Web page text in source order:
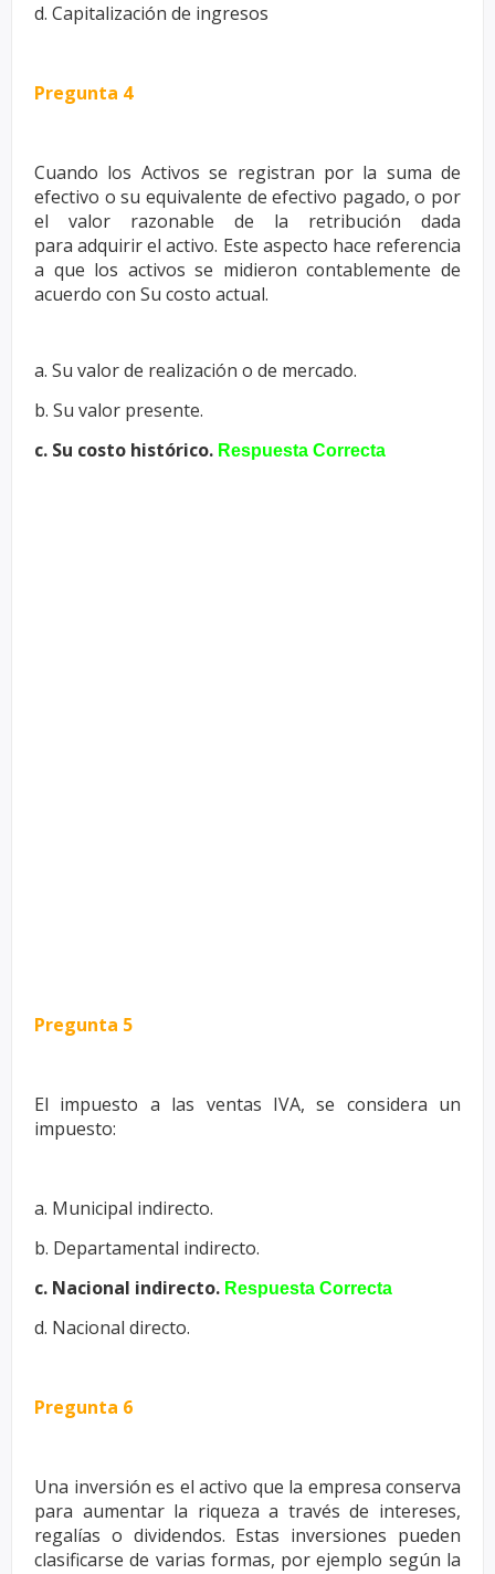
d. Capitalización de ingresos
Pregunta 4
Cuando los Activos se registran por la suma de
efectivo o su equivalente de efectivo pagado, o por
el valor razonable de la retribución dada
paraadquirir el activo. Este aspecto hace referencia
a que los activos se midieron contablemente de
acuerdo con Su costo actual.
a. Su valor de realización o de mercado.
b. Su valor presente.
c. Su costo histórico. Respuesta Correcta
Pregunta 5
El impuesto a las ventas IVA, se considera un
impuesto:
a. Municipal indirecto.
b. Departamental indirecto.
c. Nacional indirecto. Respuesta Correcta
d. Nacional directo.
Pregunta 6
Una inversión es el activo que la empresa conserva
para aumentar la riqueza a través de intereses,
regalías o dividendos. Estas inversiones pueden
clasificarse de varias formas, por ejemplo según la